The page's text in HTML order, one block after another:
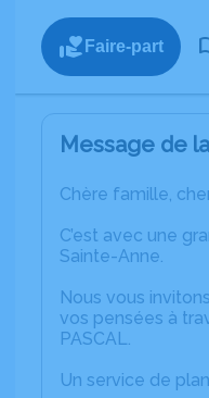
Faire-part
Message de
Chère famille,
C’est avec une
Sainte-Anne.
Nous vous
vos pensées à
PASCAL.
Un service de